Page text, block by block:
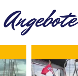
Angebote